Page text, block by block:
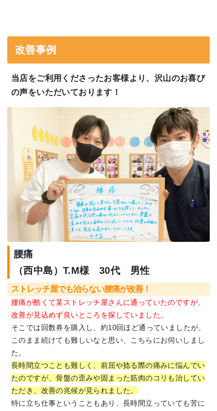
改善事例
当店をご利用くださったお客様より、沢山のお喜び
の声をいただいております！
腰痛
（西中島）T.M様 30代 男性
ストレッチ屋でも治らない腰痛が改善！
腰痛が酷くて某ストレッチ屋さんに通っていたのですが、
改善が見込めず良いところを探していました。
そこでは回数券を購入し、約10回ほど通っていましたが、
このまま続けても難しいなと思い、こちらにお伺いしまし
た。
長時間立つことも難しく、前屈や捻る際の痛みに悩んでい
たのですが、骨盤の歪みや固まった筋肉のコリも治してい
ただき、改善の兆候が見られました。
特に立ち仕事ということもあり、長時間立っていても苦に